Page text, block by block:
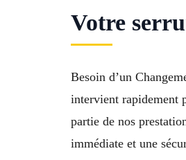
Votre
Besoin d’un
intervient rapidement
partie de nos
immédiate et une